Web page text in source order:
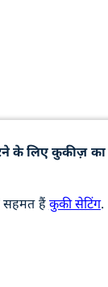
के लिए कुकीज़ का
सहमत हैंकुकी सेटिंग.